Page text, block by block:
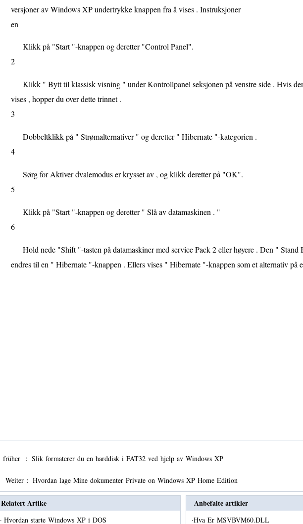
versjoner av Windows XP undertrykke knappen fra å vises . Instruksjoner
en
Klikk på "Start "-knappen og deretter "Control Panel".
2
Klikk " Bytt til klassisk visning " under Kontrollpanel seksjonen på venstre side . Hvis
vises , hopper du over dette trinnet .
3
Dobbeltklikk på " Strømalternativer " og deretter " Hibernate "-kategorien .
4
Sørg for Aktiver dvalemodus er krysset av , og klikk deretter på "OK".
5
Klikk på "Start "-knappen og deretter " Slå av datamaskinen . "
6
Hold nede "Shift "-tasten på datamaskiner med service Pack 2 eller høyere . Den " Stand
endres til en " Hibernate "-knappen . Ellers vises " Hibernate "-knappen som et alternativ på
früher ： Slik formaterer du en harddisk i FAT32 ved hjelp av Windows XP
Weiter： Hvordan lage Mine dokumenter Private on Windows XP Home Edition
Relatert Artike
· Hvordan starte Windows XP i DOS
Anbefalte artikler
·Hva Er MSVBVM60.DLL